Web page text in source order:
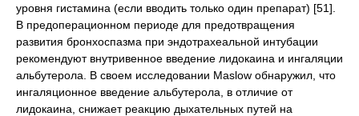
уровня гистамина (если вводить только один препарат) [51].
В предоперационном периоде для предотвращения
развития бронхоспазма при эндотрахеальной интубации
рекомендуют внутривенное введение лидокаина и ингаляции
альбутерола. В своем исследовании Maslow обнаружил, что
ингаляционное введение альбутерола, в отличие от
лидокаина, снижает реакцию дыхательных путей на